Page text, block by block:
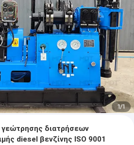
1/1
διατρήσεων
diesel βενζίνης ISO 9001